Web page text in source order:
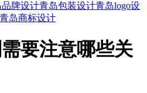
牌设计青岛包装设计青岛logo设
青岛商标设计
要注意哪些关